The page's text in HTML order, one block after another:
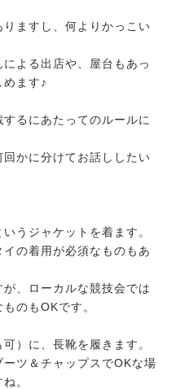
ますし、何よりかっこい
よる出店や、屋台もあっ
ます♪
るにあたってのルールに
かに分けてお話ししたい
うジャケットを着ます。
の着用が必須なものもあ
が、ローカルな競技会では
のもOKです。
）に、長靴を履きます。
ツ＆チャップスでOKな場
。